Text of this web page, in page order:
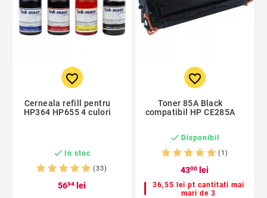
favorite_border
Cerneala refill pentru
HP364 HP655 4 culori
 In stoc
(33)
5694 lei
favorite_border
Toner 85A Black
compatibil HP CE285A
 Disponibil
(1)
4300 lei
36,55 lei pt cantitati mai
mari de 3